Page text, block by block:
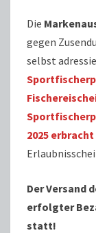
Die
gegen
selbst
2025 erbracht
Der Versand
erfolgter
statt!